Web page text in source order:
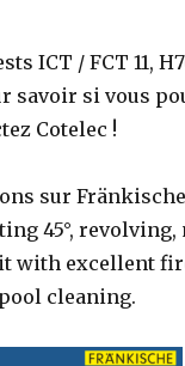
ICT / FCT 11,
savoir si vous
Cotelec !
sur
45°,
with excellent
cleaning.